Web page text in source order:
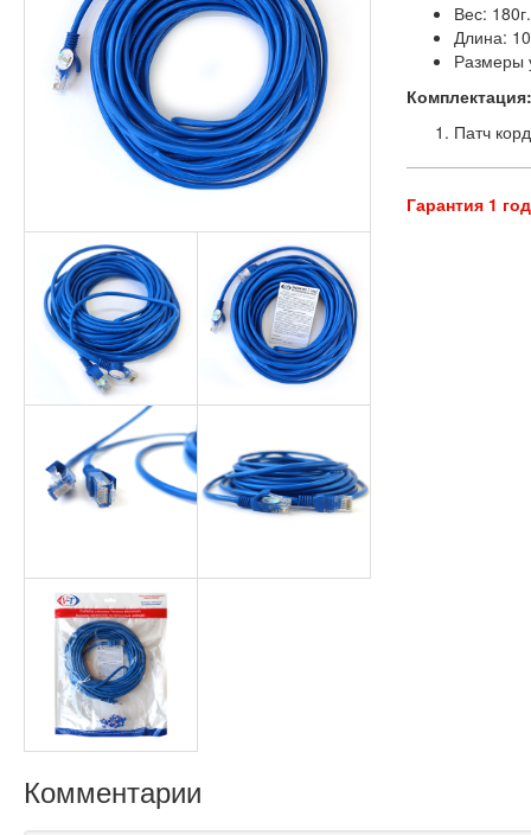
Вес: 180г.
Длина:
Размеры
Патч
Гарантия 1 год
Комментарии